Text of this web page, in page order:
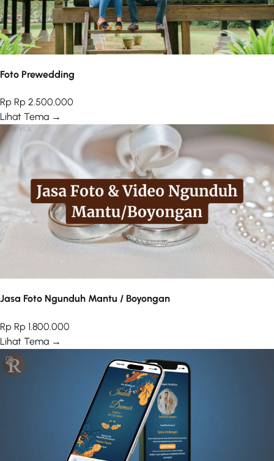
Foto Prewedding
Rp Rp 2.500.000
Lihat Tema →
Jasa Foto Ngunduh Mantu / Boyongan
Rp Rp 1.800.000
Lihat Tema →